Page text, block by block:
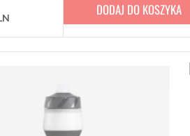
DODAJ DO KOSZYKA